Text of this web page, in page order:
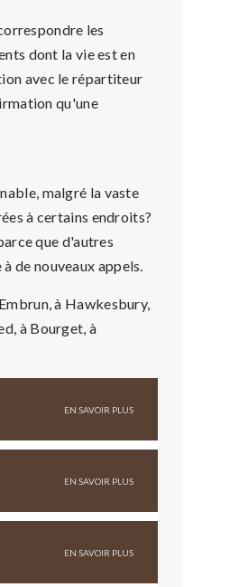
les
dont la vie est en
avec le répartiteur
qu'une
malgré la vaste
à certains endroits?
que d'autres
de nouveaux appels.
à Hawkesbury,
à Bourget, à